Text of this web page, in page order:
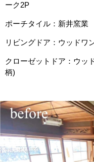
ーク2P
ポーチタイル：新井窯
リビングドア：ウッド
クローゼットドア：ウ
柄)